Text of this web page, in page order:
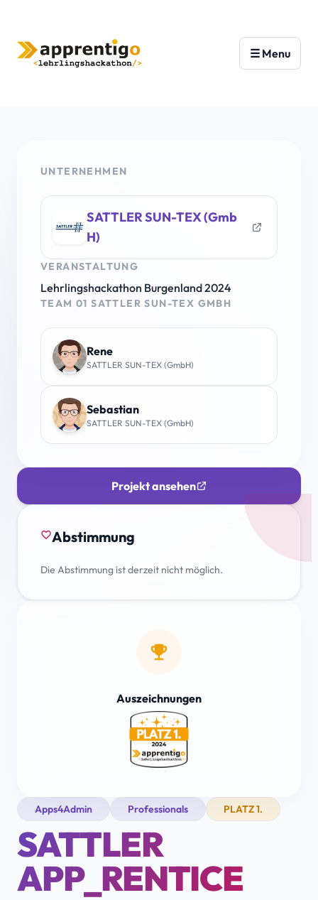
UNTERNEHMEN
SATTLER SUN-TEX (Gmb
H)
VERANSTALTUNG
Lehrlingshackathon Burgenland 2024
TEAM 01 SATTLER SUN-TEX GMBH
Rene
SATTLER SUN-TEX (GmbH)
Sebastian
SATTLER SUN-TEX (GmbH)
Projekt ansehen
favorite_borderAbstimmung
Die Abstimmung ist derzeit nicht möglich.
emoji_events
Auszeichnungen
Apps4Admin Professionals PLATZ 1.
SATTLER
APP_RENTICE